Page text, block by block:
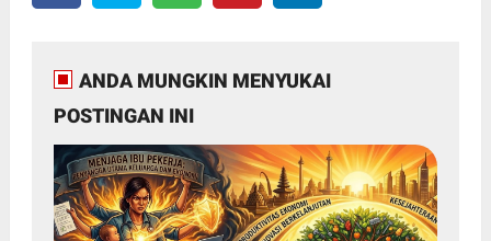
ANDA MUNGKIN MENYUKAI
POSTINGAN INI